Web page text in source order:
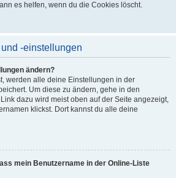
es helfen, wenn du die Cookies löscht.
-einstellungen
ändern?
werden alle deine Einstellungen in der
Um diese zu ändern, gehe in den
dazu wird meist oben auf der Seite angezeigt,
klickst. Dort kannst du alle deine
mein Benutzername in der Online-Liste